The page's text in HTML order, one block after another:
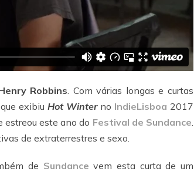
Robbins. Com várias longas e curtas
que exibiuHot Winterno IndieLisboa 2017
estreou este ano do Festival de Sundance.
de extraterrestres e sexo.
de Sundance vem esta curta de um